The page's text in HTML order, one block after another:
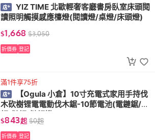
YIZ TIME 北歐輕奢客廳書房臥室床頭閱
讀照明觸摸感應檯燈(閱讀燈/桌燈/床頭燈)
$1,668 $3,050
折價券 登記
滿1件享75折
【Ogula 小倉】10寸充電式家用手持伐
木砍樹锂電電動伐木鋸-10節電池(電鏈鋸/電
$843起 $0起
折價券 登記